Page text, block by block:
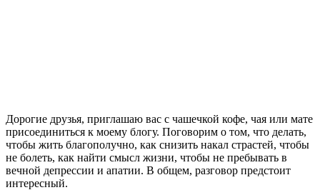
Дорогие друзья, приглашаю вас с чашечкой кофе, чая или мате
присоединиться к моему блогу. Поговорим о том, что делать,
чтобы жить благополучно, как снизить накал страстей, чтобы
не болеть, как найти смысл жизни, чтобы не пребывать в
вечной депрессии и апатии. В общем, разговор предстоит
интересный.